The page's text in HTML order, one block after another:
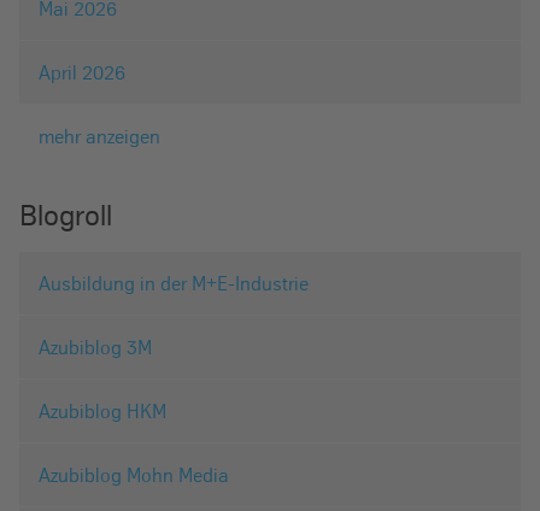
Mai 2026
April 2026
mehr anzeigen
Blogroll
Ausbildung in der M+E-Industrie
Azubiblog 3M
Azubiblog HKM
Azubiblog Mohn Media